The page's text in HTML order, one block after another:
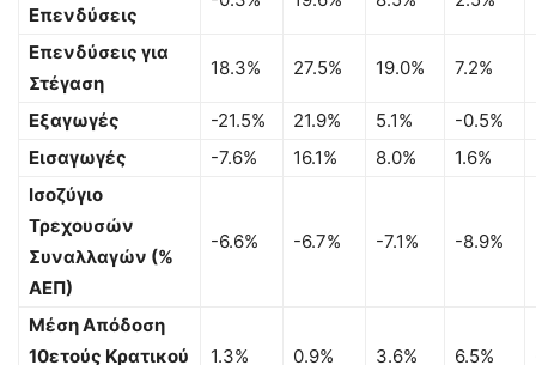
Επενδύσεις
Επενδύσεις για
Στέγαση
18.3% 27.5% 19.0% 7.2%
Εξαγωγές -21.5% 21.9% 5.1% -0.5%
Εισαγωγές
-7.6% 16.1% 8.0% 1.6%
Ισοζύγιο
Τρεχουσών
Συναλλαγών (%
ΑΕΠ)
-6.6% -6.7% -7.1% -8.9%
Μέση Απόδοση
10ετούς Κρατικού
1.3% 0.9% 3.6% 6.5%